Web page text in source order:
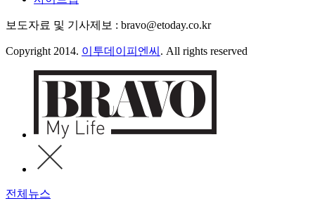
보도자료 및 기사제보 : bravo@etoday.co.kr
Copyright 2014. 이투데이피엔씨 . All rights reserved
전체뉴스